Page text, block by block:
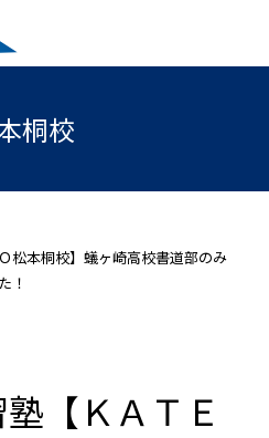
桐校
松本桐校】蟻ヶ崎高校書道部のみ
！
【ＫＡＴＥ